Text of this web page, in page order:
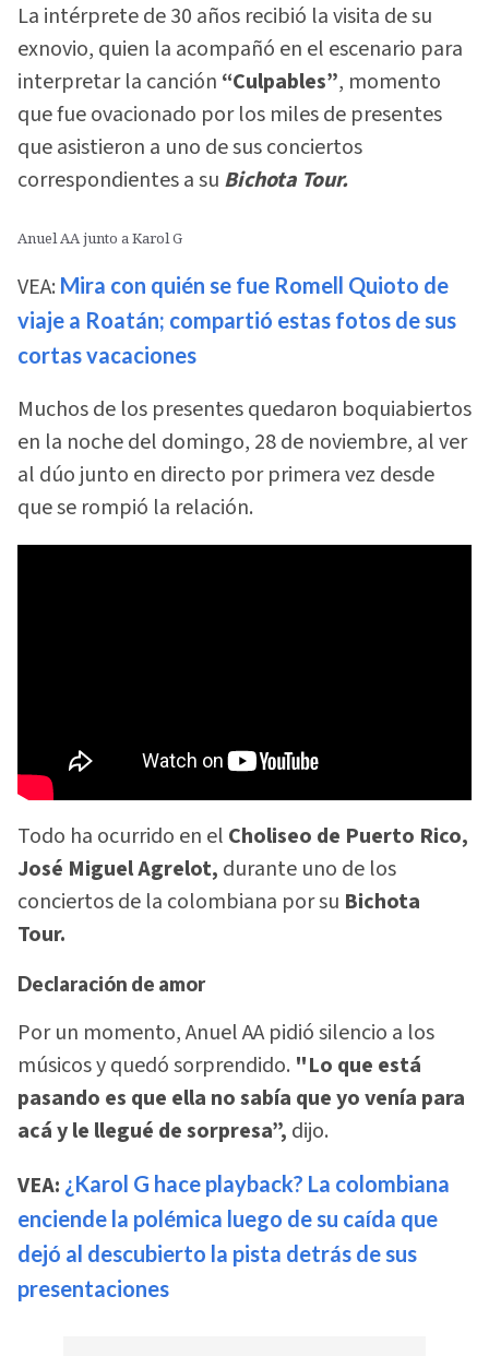
La intérprete de 30 años recibió la visita de su
exnovio, quien la acompañó en el escenario para
interpretar la canción “Culpables”, momento
que fue ovacionado por los miles de presentes
que asistieron a uno de sus conciertos
correspondientes a su Bichota Tour.
Anuel AA junto a Karol G
VEA: Mira con quién se fue Romell Quioto de
viaje a Roatán; compartió estas fotos de sus
cortas vacaciones
Muchos de los presentes quedaron boquiabiertos
en la noche del domingo, 28 de noviembre, al ver
al dúo junto en directo por primera vez desde
que se rompió la relación.
Todo ha ocurrido en el Choliseo de Puerto Rico,
José Miguel Agrelot, durante uno de los
conciertos de la colombiana por su Bichota
Tour.
Declaración de amor
Por un momento, Anuel AA pidió silencio a los
músicos y quedó sorprendido. "Lo que está
pasando es que ella no sabía que yo venía para
acá y le llegué de sorpresa”, dijo.
VEA: ¿Karol G hace playback? La colombiana
enciende la polémica luego de su caída que
dejó al descubierto la pista detrás de sus
presentaciones